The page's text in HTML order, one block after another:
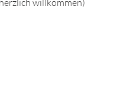
willkommen)